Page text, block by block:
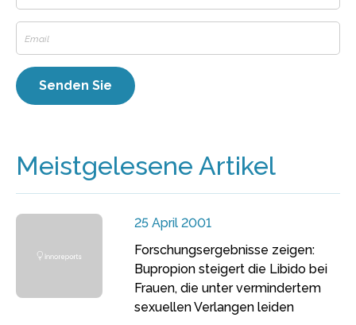
Meistgelesene Artikel
25 April 2001
Forschungsergebnisse zeigen:
Bupropion steigert die Libido bei
Frauen, die unter vermindertem
sexuellen Verlangen leiden